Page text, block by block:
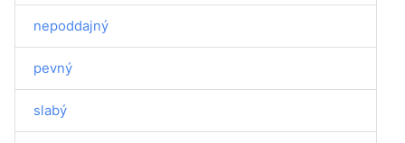
nepoddajný
pevný
slabý